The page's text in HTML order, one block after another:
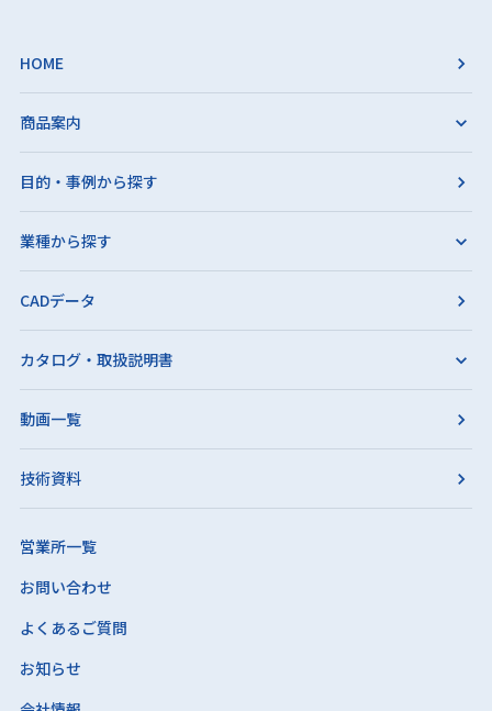
HOME
商品案内
目的・事例から探す
業種から探す
CADデータ
カタログ・取扱説明書
動画一覧
技術資料
営業所一覧
お問い合わせ
よくあるご質問
お知らせ